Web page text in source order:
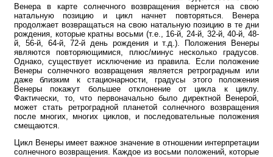
Венера в карте солнечного возвращения вернется на свою
натальную позицию и цикл начнет повторяться. Венера
продолжает возвращаться на свою натальную позицию в те дни
рождения, которые кратны восьми (т.е., 16-й, 24-й, 32-й, 40-й, 48-
й, 56-й, 64-й, 72-й день рождения и т.д.). Положения Венеры
являются повторяющимися, плюс/минус несколько градусов.
Однако, существует исключение из правила. Если положение
Венеры солнечного возвращения является ретроградным или
даже близким к стационарности, градусы этого положения
Венеры покажут большее отклонение от цикла к циклу.
Фактически, то, что первоначально было директной Венерой,
может стать ретроградной планетой солнечного возвращения
после многих, многих циклов, и последовательные положения
смещаются.
Цикл Венеры имеет важное значение в отношении интерпретации
солнечного возвращения. Каждое из восьми положений, которые